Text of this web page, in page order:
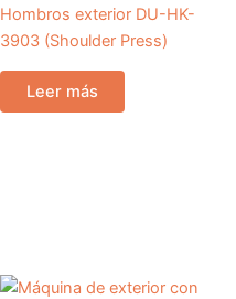
Hombros exterior DU-HK-
3903 (Shoulder Press)
Leer más